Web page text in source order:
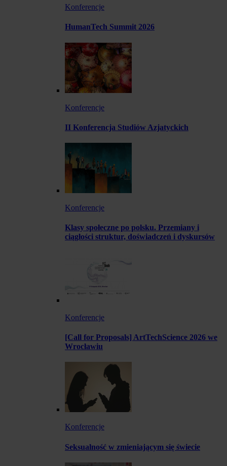
Konferencje
HumanTech Summit 2026
Konferencje
II Konferencja Studiów Azjatyckich
Konferencje
Klasy społeczne po polsku. Przemiany i
ciągłości struktur, doświadczeń i dyskursów
Konferencje
[Call for Proposals] ArtTechScience 2026 we
Wrocławiu
Konferencje
Seksualność w zmieniającym się świecie